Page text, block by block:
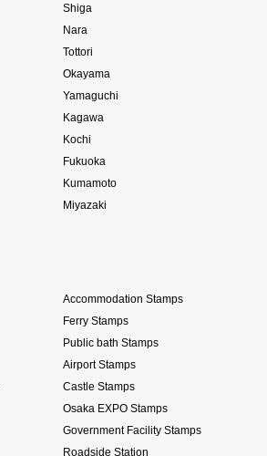
Shiga
Nara
Tottori
Okayama
Yamaguchi
Kagawa
Kochi
Fukuoka
Kumamoto
Miyazaki
Accommodation Stamps
Ferry Stamps
Public bath Stamps
Airport Stamps
Castle Stamps
Osaka EXPO Stamps
Government Facility Stamps
Roadside Station